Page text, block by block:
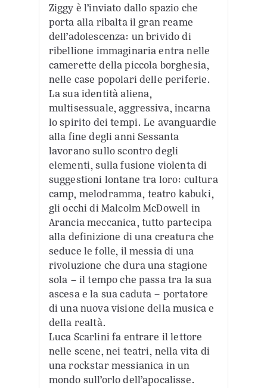
Ziggy è l’inviato dallo spazio che
porta alla ribalta il gran reame
dell’adolescenza: un brivido di
ribellione immaginaria entra nelle
camerette della piccola borghesia,
nelle case popolari delle periferie.
La sua identità aliena,
multisessuale, aggressiva, incarna
lo spirito dei tempi. Le avanguardie
alla fine degli anni Sessanta
lavorano sullo scontro degli
elementi, sulla fusione violenta di
suggestioni lontane tra loro: cultura
camp, melodramma, teatro kabuki,
gli occhi di Malcolm McDowell in
Arancia meccanica, tutto partecipa
alla definizione di una creatura che
seduce le folle, il messia di una
rivoluzione che dura una stagione
sola – il tempo che passa tra la sua
ascesa e la sua caduta – portatore
di una nuova visione della musica e
della realtà.
Luca Scarlini fa entrare il lettore
nelle scene, nei teatri, nella vita di
una rockstar messianica in un
mondo sull’orlo dell’apocalisse.